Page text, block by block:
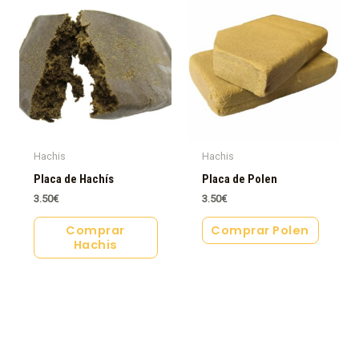
Hachis
Placa de Hachís
3.50€
Comprar
Hachis
Hachis
Placa de Polen
3.50€
Comprar Polen